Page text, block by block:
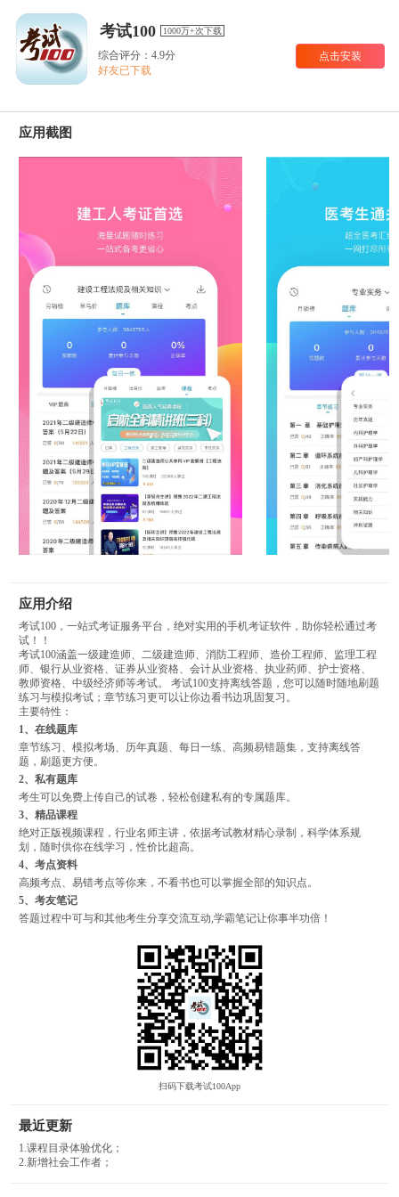
考试100 1000万+次下载
综合评分：4.9分
好友已下载
点击安装
应用截图
应用介绍
考试100，一站式考证服务平台，绝对实用的手机考证软件，助你轻松通过考
试！！
考试100涵盖一级建造师、二级建造师、消防工程师、造价工程师、监理工程
师、银行从业资格、证券从业资格、会计从业资格、执业药师、护士资格、
教师资格、中级经济师等考试。 考试100支持离线答题，您可以随时随地刷题
练习与模拟考试；章节练习更可以让你边看书边巩固复习。
主要特性：
1、在线题库
章节练习、模拟考场、历年真题、每日一练、高频易错题集，支持离线答
题，刷题更方便。
2、私有题库
考生可以免费上传自己的试卷，轻松创建私有的专属题库。
3、精品课程
绝对正版视频课程，行业名师主讲，依据考试教材精心录制，科学体系规
划，随时供你在线学习，性价比超高。
4、考点资料
高频考点、易错考点等你来，不看书也可以掌握全部的知识点。
5、考友笔记
答题过程中可与和其他考生分享交流互动,学霸笔记让你事半功倍！
扫码下载考试100App
最近更新
1.课程目录体验优化；
2.新增社会工作者；